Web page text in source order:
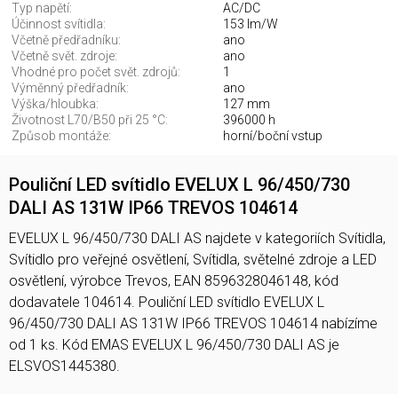
Typ napětí:
AC/DC
Účinnost svítidla:
153 lm/W
Včetně předřadníku:
ano
Včetně svět. zdroje:
ano
Vhodné pro počet svět. zdrojů:
1
Výměnný předřadník:
ano
Výška/hloubka:
127 mm
Životnost L70/B50 při 25 °C:
396000 h
Způsob montáže:
horní/boční vstup
Pouliční LED svítidlo EVELUX L 96/450/730
DALI AS 131W IP66 TREVOS 104614
EVELUX L 96/450/730 DALI AS najdete v kategoriích Svítidla,
Svítidlo pro veřejné osvětlení, Svítidla, světelné zdroje a LED
osvětlení, výrobce Trevos, EAN 8596328046148, kód
dodavatele 104614. Pouliční LED svítidlo EVELUX L
96/450/730 DALI AS 131W IP66 TREVOS 104614 nabízíme
od 1 ks. Kód EMAS EVELUX L 96/450/730 DALI AS je
ELSVOS1445380.